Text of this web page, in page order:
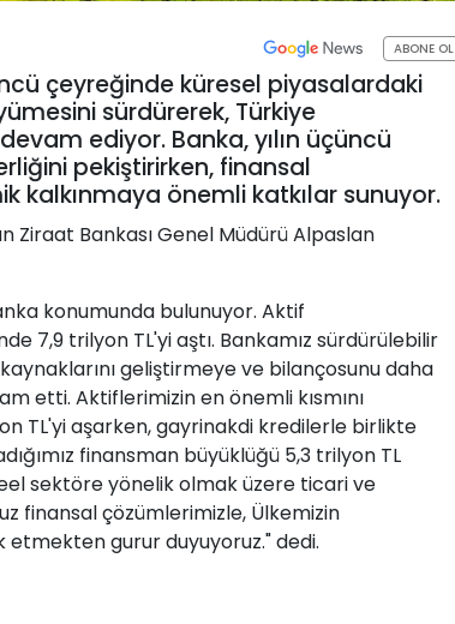
ABONE OL
çeyreğinde küresel piyasalardaki
sürdürerek, Türkiye
ediyor. Banka, yılın üçüncü
pekiştirirken, finansal
kalkınmaya önemli katkılar sunuyor.
Ziraat Bankası Genel Müdürü Alpaslan
konumunda bulunuyor. Aktif
7,9 trilyon TL'yi aştı. Bankamız sürdürülebilir
geliştirmeye ve bilançosunu daha
etti. Aktiflerimizin en önemli kısmını
TL'yi aşarken, gayrinakdi kredilerle birlikte
finansman büyüklüğü 5,3 trilyon TL
sektöre yönelik olmak üzere ticari ve
finansal çözümlerimizle, Ülkemizin
gurur duyuyoruz." dedi.